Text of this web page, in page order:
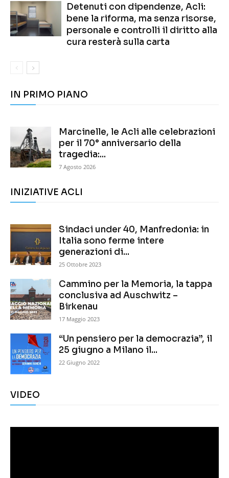
Detenuti con dipendenze, Acli:
bene la riforma, ma senza risorse,
personale e controlli il diritto alla
cura resterà sulla carta
IN PRIMO PIANO
Marcinelle, le Acli alle celebrazioni
per il 70° anniversario della
tragedia:...
7 Agosto 2026
INIZIATIVE ACLI
Sindaci under 40, Manfredonia: in
Italia sono ferme intere
generazioni di...
25 Ottobre 2023
Cammino per la Memoria, la tappa
conclusiva ad Auschwitz –
Birkenau
17 Maggio 2023
“Un pensiero per la democrazia”, il
25 giugno a Milano il...
22 Giugno 2022
VIDEO